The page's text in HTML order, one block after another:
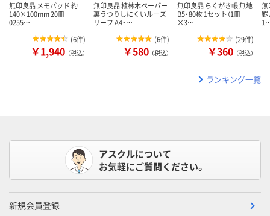
無印良品 メモパッド 約
140×100mm 20冊
0255…
(6件)
￥1,940 （税込）
無印良品 植林木ペーパー
裏うつりしにくいルーズ
リーフ A4・…
(6件)
￥580 （税込）
無印良品 らくがき帳 無地
B5・80枚 1セット（1冊
×3…
(29件)
￥360 （税込）
無
罫
ランキング一覧
アスクルについて
お気軽にご質問ください。
新規会員登録